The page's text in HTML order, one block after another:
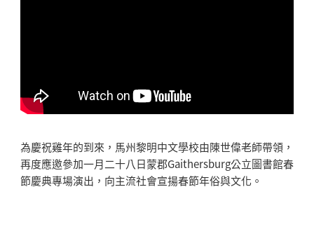
為慶祝雞年的到來，馬州黎明中文學校由陳世偉老師帶領，
再度應邀參加一月二十八日蒙郡Gaithersburg公立圖書館春
節慶典專場演出，向主流社會宣揚春節年俗與文化。